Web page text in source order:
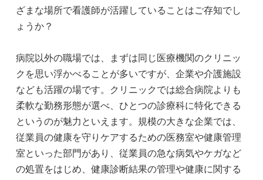
ざまな場所で看護師が活躍していることはご存知でし
ょうか？
病院以外の職場では、まずは同じ医療機関のクリニッ
クを思い浮かべることが多いですが、企業や介護施設
なども活躍の場です。クリニックでは総合病院よりも
柔軟な勤務形態が選べ、ひとつの診療科に特化できる
というのが魅力といえます。規模の大きな企業では、
従業員の健康を守りケアするための医務室や健康管理
室といった部門があり、従業員の急な病気やケガなど
の処置をはじめ、健康診断結果の管理や健康に関する